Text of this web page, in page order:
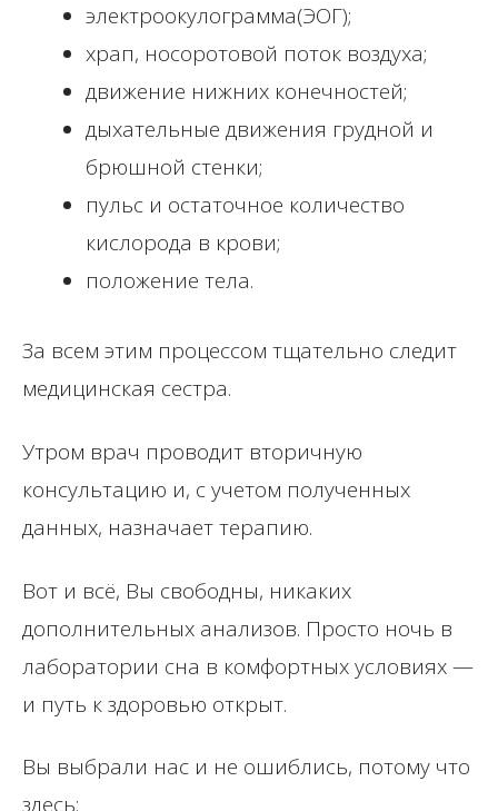
электроокулограмма(ЭОГ);
храп, носоротовой поток воздуха;
движение нижних конечностей;
дыхательные движения грудной и
брюшной стенки;
пульс и остаточное количество
кислорода в крови;
положение тела.
За всем этим процессом тщательно следит
медицинская сестра.
Утром врач проводит вторичную
консультацию и, с учетом полученных
данных, назначает терапию.
Вот и всё, Вы свободны, никаких
дополнительных анализов. Просто ночь в
лаборатории сна в комфортных условиях —
и путь к здоровью открыт.
Вы выбрали нас и не ошиблись, потому что
здесь: